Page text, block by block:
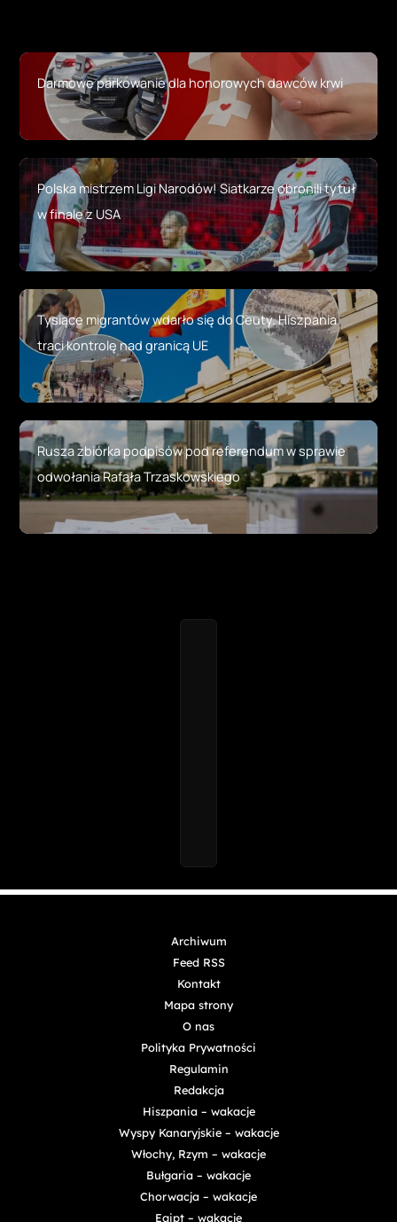
Darmowe parkowanie dla honorowych dawców krwi
Polska mistrzem Ligi Narodów! Siatkarze obronili tytuł
w finale z USA
Tysiące migrantów wdarło się do Ceuty. Hiszpania
traci kontrolę nad granicą UE
Rusza zbiórka podpisów pod referendum w sprawie
odwołania Rafała Trzaskowskiego
Archiwum
Feed RSS
Kontakt
Mapa strony
O nas
Polityka Prywatności
Regulamin
Redakcja
Hiszpania – wakacje
Wyspy Kanaryjskie – wakacje
Włochy, Rzym – wakacje
Bułgaria – wakacje
Chorwacja – wakacje
Egipt – wakacje